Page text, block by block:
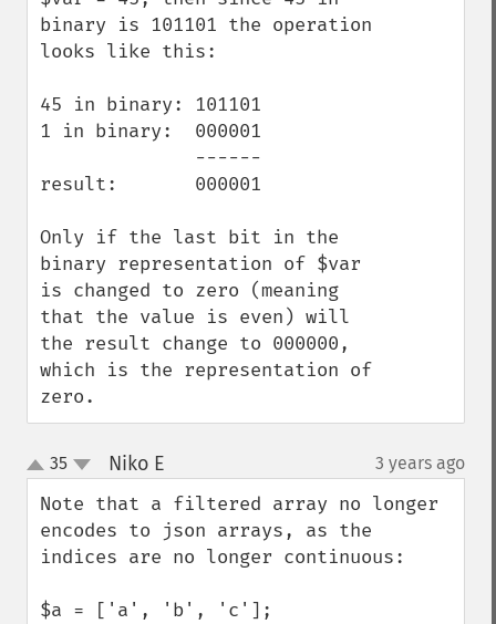
binary is 101101 the operation
looks like this:
45 in binary: 101101
1 in binary:  000001
result:       000001
Only if the last bit in the
binary representation of $var
is changed to zero (meaning
that the value is even) will
the result change to 000000,
which is the representation of
zero.
up
down
35 Niko E 3 years ago
Note that a filtered array no longer
encodes to json arrays, as the
indices are no longer continuous:
$a = ['a', 'b', 'c'];